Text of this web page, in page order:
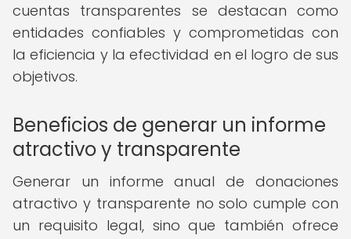
cuentas transparentes se destacan como
entidades confiables y comprometidas con
la eficiencia y la efectividad en el logro de sus
objetivos.
Beneficios de generar un informe
atractivo y transparente
Generar un informe anual de donaciones
atractivo y transparente no solo cumple con
un requisito legal, sino que también ofrece